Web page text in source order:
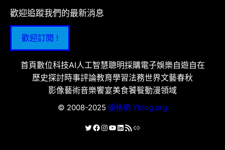
歡迎追蹤我們的最新消息
歡迎訂閱 !
首頁數位科技AI人工智慧聰明採購電子娛樂自遊自在
歷史探討時事評論教育學習法務世界文藝春秋
影像藝術音樂饗宴美食饕餮動漫領域
© 2008-2025 優格網 Yblog.org
X Facebook
Instagram
YouTube
LinkedIn
RSS 資訊提供連結